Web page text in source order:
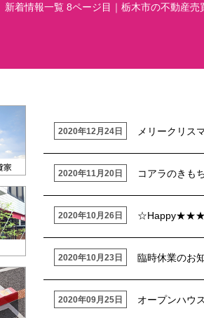
新着情報一覧 8ページ目｜栃木市の不動産
2020年12月24日 メリークリス
2020年11月20日 コアラのきも
2020年10月26日 ☆Happy★★★
2020年10月23日 臨時休業のお
2020年09月25日 オープンハウ